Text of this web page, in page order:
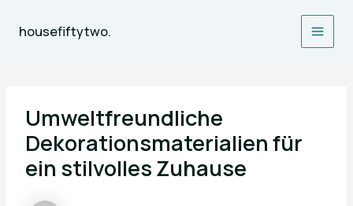
Inhalthousefiftytwo.
Main
Umweltfreundliche
Dekorationsmaterialien für
ein stilvolles Zuhause